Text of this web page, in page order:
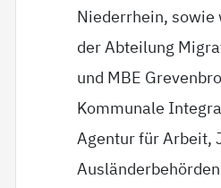
Niederrhein, sowie
der Abteilung
und MBE
Kommunale
Agentur für Arbeit,